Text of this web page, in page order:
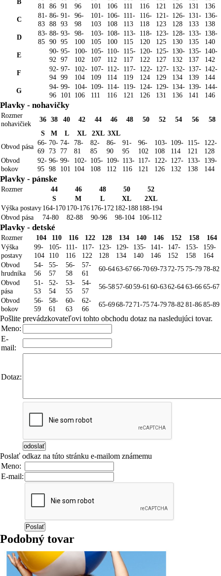
81
86 91
96
101
106
111
116
121
126
131
136
C
81-
83
86-
88
91-
93
96-
98
101-
103
106-
108
111-
113
116-
118
121-
123
126-
128
131-
133
136-
138
D
83-
85
88-
90
93-
95
98-
100
103-
105
108-
100
113-
115
118-
120
123-
125
128-
130
133-
135
138-
140
E
90-
92
95-
97
100-
102
105-
107
110-
112
115-
117
120-
122
125-
127
130-
132
135-
137
140-
142
F
92-
94
97-
99
102-
104
107-
109
112-
114
117-
119
122-
124
127-
129
132-
134
137-
139
142-
144
G
94-
96
99-
101
104-
106
109-
111
114-
116
119-
121
124-
126
129-
131
134-
136
139-
141
144-
146
Plavky - nohavičky
Rozmer
nohavičiek
36 38 40 42 44 46 48 50 52 54 56
58
S
M L XL 2XL 3XL
Obvod pása 66-
69
70-
73
74-
77
78-
81
82-
85
86-
90
91-
95
96-
102
103-
108
109-
114
115-
121
122-
128
Obvod
bokov
92-
95
96-
98
99-
101
102-
104
105-
108
109-
112
113-
116
117-
121
122-
126
127-
132
133-
138
139-
144
Plavky - pánske
Rozmer 44 46 48 50
52
S
M L XL
2XL
Výška postavy164-170170-176176-172 182-188188-194
Obvod pása
74-80 82-88 90-96 98-104 106-112
Plavky - detské
Rozmer 104 110 116 122 128 134 140 146 152 158
164
Výška
postavy
99-
104
105-
110
111-
116
117-
122
123-
128
129-
134
135-
140
141-
146
147-
152
153-
158
159-
164
Obvod
hrudníka
54-
56
55-
57
56-
58
57-
61
60-6463-6766-7069-7372-75 75-79 78-82
Obvod
pása
51-
53
52-
54
53-
55
54-
57
56-5857-6059-61 60-6362-6463-6665-67
Obvod
bokov
56-
59
58-
61
60-
63
62-
66
65-6968-72 71-7574-7978-82 81-8685-89
Pošlite prevádzkovateľovi tohto obchodu dotaz na nasledujúci tovar.
Meno:
E-
mail:
Dotaz:
Poslať odkaz na túto stránku e-mailom známemu
Meno:
E-mail:
Podobný tovar